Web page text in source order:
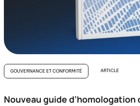
GOUVERNANCE ET CONFORMITÉ ARTICLE
Nouveau guide d’homologation